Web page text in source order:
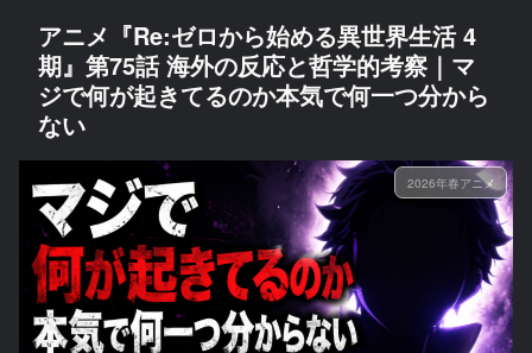
アニメ『Re:ゼロから始める異世界生活 4
期』第75話 海外の反応と哲学的考察｜マ
ジで何が起きてるのか本気で何一つ分から
ない
2026年春アニメ